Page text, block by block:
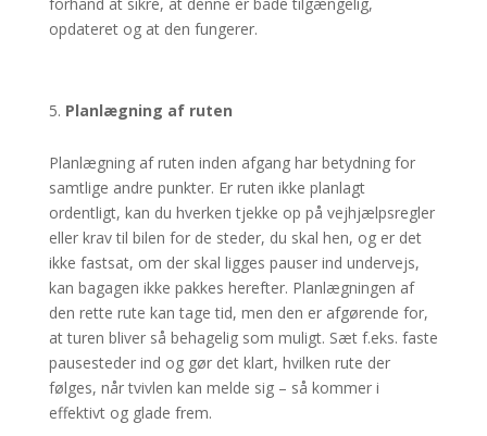
forhånd at sikre, at denne er både tilgængelig,
opdateret og at den fungerer.
Planlægning af ruten
Planlægning af ruten inden afgang har betydning for
samtlige andre punkter. Er ruten ikke planlagt
ordentligt, kan du hverken tjekke op på vejhjælpsregler
eller krav til bilen for de steder, du skal hen, og er det
ikke fastsat, om der skal ligges pauser ind undervejs,
kan bagagen ikke pakkes herefter. Planlægningen af
den rette rute kan tage tid, men den er afgørende for,
at turen bliver så behagelig som muligt. Sæt f.eks. faste
pausesteder ind og gør det klart, hvilken rute der
følges, når tvivlen kan melde sig – så kommer i
effektivt og glade frem.